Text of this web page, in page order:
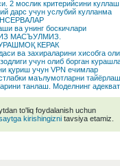
2 мослик критерийсини
дарс учун услубий кулланма
ва унинг боскичлари
МАСЪУЛМИЗ.
КЕРАК
ва захираларини хисобга
учун олиб борган
қуриш учун VPN ечимлар
маълумотларни
танлаш. Моделнинг
to'liq foydalanish uchun
kirishingiznitavsiya etamiz.